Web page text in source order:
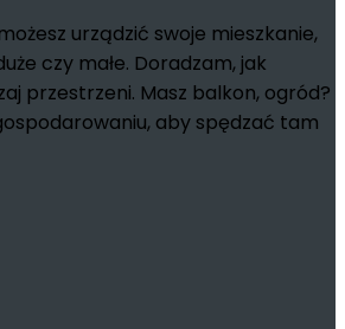
urządzić swoje mieszkanie,
czy małe. Doradzam, jak
przestrzeni. Masz balkon, ogród?
aby spędzać tam